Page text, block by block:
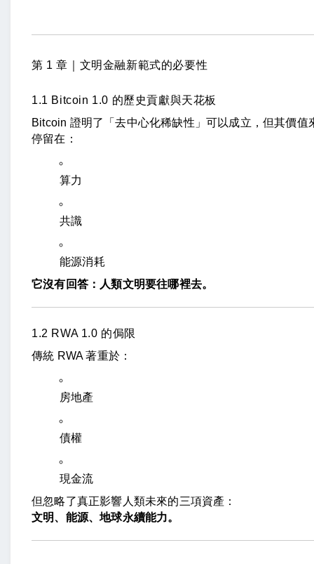
第 1 章｜文明金融新範式的必要性
1.1 Bitcoin 1.0 的歷史貢獻與天花板
Bitcoin 證明了「去中心化稀缺性」可以成立，但其價值
停留在：
算力
共識
能源消耗
它沒有回答：人類文明要往哪裡去。
1.2 RWA 1.0 的侷限
傳統 RWA 著重於：
房地產
債權
現金流
但忽略了真正影響人類未來的三項資產：
文明、能源、地球永續能力。